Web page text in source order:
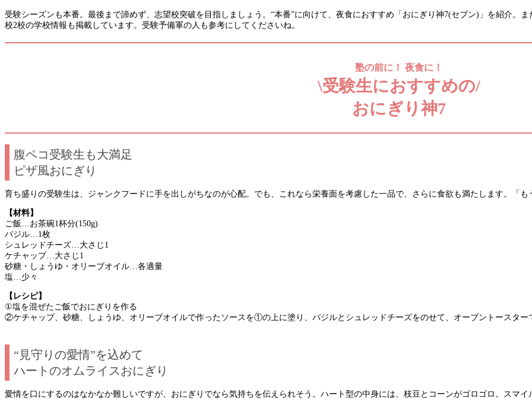
受験シーズンも本番。最後まで諦めず、志望校突破を目指しましょう。“本番”に向けて、夜食におすすめ「おにぎり神7(セブン)」を紹介。
校2校の学校情報も掲載しています。受験予備軍の人も参考にしてくださいね。
塾の前に！ 夜食に！
\受験生におすすめの/
おにぎり神7
腹ペコ受験生も大満足
ピザ風おにぎり
育ち盛りの受験生は、ジャンクフードに手を出しがちなのが心配。でも、これなら栄養面を考慮した一品で、さらに食欲も満たします。「も
【材料】
ご飯…お茶碗1杯分(150g)
バジル…1枚
シュレッドチーズ…大さじ1
ケチャップ…大さじ1
砂糖・しょうゆ・オリーブオイル…各適量
塩…少々
【レシピ】
①塩を混ぜたご飯でおにぎりを作る
②ケチャップ、砂糖、しょうゆ、オリーブオイルで作ったソースを①の上に塗り、バジルとシュレッドチーズをのせて、オーブントースター
“見守りの愛情”を込めて
ハートのオムライスおにぎり
愛情を口にするのはなかなか難しいですが、おにぎりでなら気持ちを伝えられそう。ハート型の中身には、枝豆とコーンがゴロゴロ。スマイ